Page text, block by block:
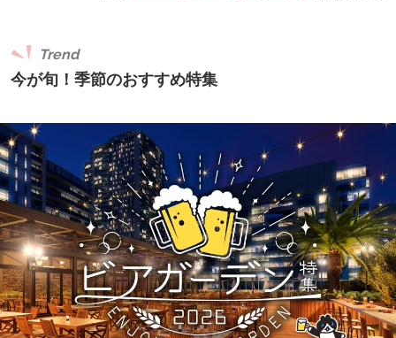
今が旬！季節のおすすめ特集
Trend